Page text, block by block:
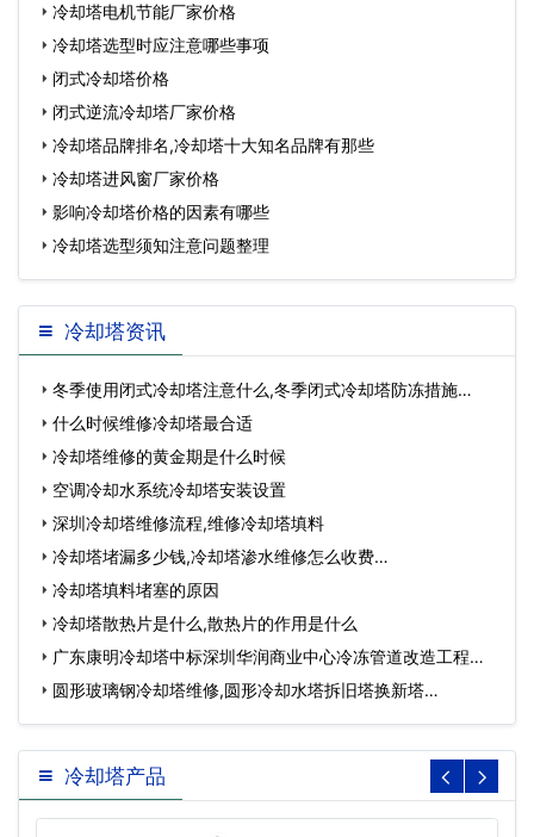
冷却塔电机节能厂家价格
冷却塔选型时应注意哪些事项
闭式冷却塔价格
闭式逆流冷却塔厂家价格
冷却塔品牌排名,冷却塔十大知名品牌有那些
冷却塔进风窗厂家价格
影响冷却塔价格的因素有哪些
冷却塔选型须知注意问题整理
冷却塔资讯
冬季使用闭式冷却塔注意什么,冬季闭式冷却塔防冻措施…
什么时候维修冷却塔最合适
冷却塔维修的黄金期是什么时候
空调冷却水系统冷却塔安装设置
深圳冷却塔维修流程,维修冷却塔填料
冷却塔堵漏多少钱,冷却塔渗水维修怎么收费…
冷却塔填料堵塞的原因
冷却塔散热片是什么,散热片的作用是什么
广东康明冷却塔中标深圳华润商业中心冷冻管道改造工程…
圆形玻璃钢冷却塔维修,圆形冷却水塔拆旧塔换新塔…
冷却塔产品